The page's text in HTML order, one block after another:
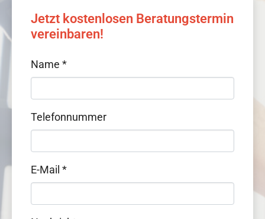
Jetzt kostenlosen Beratungstermin
vereinbaren!
Name *
Telefonnummer
E-Mail *